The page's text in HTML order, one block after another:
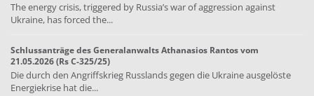
The energy crisis, triggered by Russia’s war of aggression against
Ukraine, has forced the...
Schlussanträge des Generalanwalts Athanasios Rantos vom
21.05.2026 (Rs C-325/25)
Die durch den Angriffskrieg Russlands gegen die Ukraine ausgelöste
Energiekrise hat die...